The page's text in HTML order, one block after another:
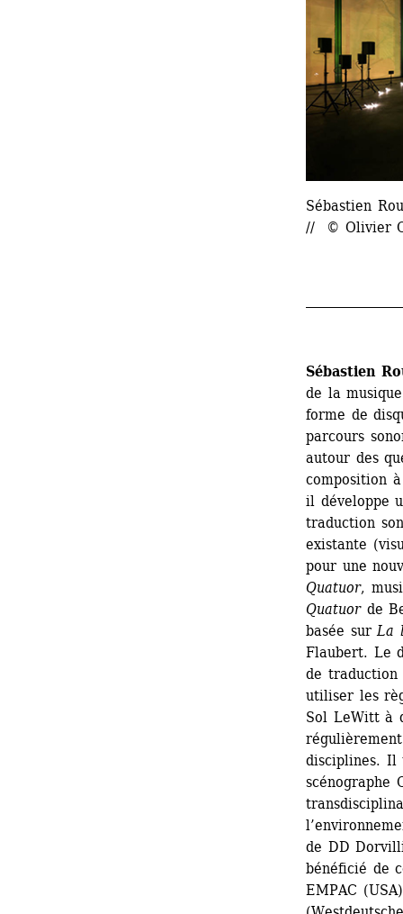
Sébastien
// © Olivier
Sébastien
de la
forme de
parcours
autour des
composition
il développe
traduction
existante
pour une
Quatuor,
Quatuorde
basée sur La
Flaubert. Le
de
utiliser les
Sol LeWitt à
disciplines. Il
scénographe
de DD
bénéficié de
EMPAC